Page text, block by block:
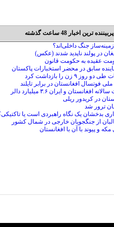
پربیننده ترین اخبار 48 ساعت گذشته